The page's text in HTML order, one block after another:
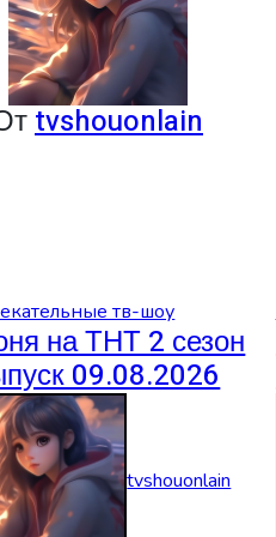
tvshouonlain
тв-шоу
на ТНТ 2 сезон
09.08.2026
tvshouonlain